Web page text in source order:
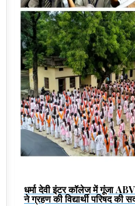
धर्मा देवी इंटर कॉलेज में गूंजा
ने ग्रहण की विद्यार्थी परिषद की